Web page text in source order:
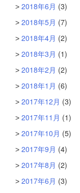
2018年6月 (3)
2018年5月 (7)
2018年4月 (2)
2018年3月 (1)
2018年2月 (2)
2018年1月 (6)
2017年12月 (3)
2017年11月 (1)
2017年10月 (5)
2017年9月 (4)
2017年8月 (2)
2017年6月 (3)